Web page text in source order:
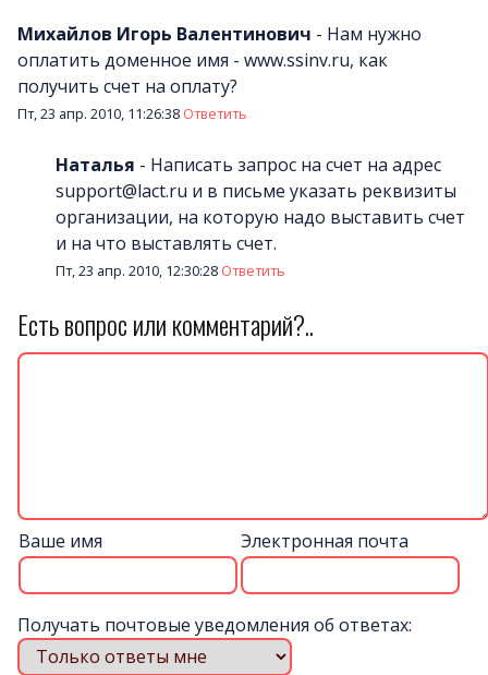
Михайлов Игорь Валентинович - Нам нужно
оплатить доменное имя - www.ssinv.ru, как
получить счет на оплату?
Пт, 23 апр. 2010, 11:26:38 Ответить
Наталья - Написать запрос на счет на адрес
support@lact.ru и в письме указать реквизиты
организации, на которую надо выставить счет
и на что выставлять счет.
Пт, 23 апр. 2010, 12:30:28 Ответить
Есть вопрос или комментарий?..
Ваше имя Электронная почта
Получать почтовые уведомления об ответах: